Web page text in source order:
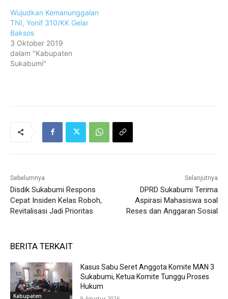
Wujudkan Kemanunggalan
TNI, Yonif 310/KK Gelar
Baksos
3 Oktober 2019
dalam "Kabupaten
Sukabumi"
Sebelumnya
Disdik Sukabumi Respons
Cepat Insiden Kelas Roboh,
Revitalisasi Jadi Prioritas
Selanjutnya
DPRD Sukabumi Terima
Aspirasi Mahasiswa soal
Reses dan Anggaran Sosial
BERITA TERKAIT
Kabupaten
Kasus Sabu Seret Anggota Komite MAN 3
Sukabumi, Ketua Komite Tunggu Proses
Hukum